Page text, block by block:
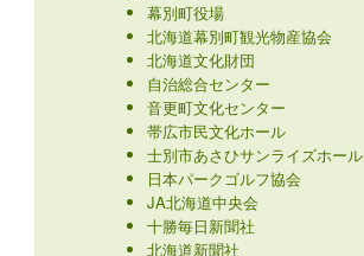
幕別町役場
北海道幕別町観光物産協会
北海道文化財団
自治総合センター
音更町文化センター
帯広市民文化ホール
士別市あさひサンライズホール
日本パークゴルフ協会
JA北海道中央会
十勝毎日新聞社
北海道新聞社